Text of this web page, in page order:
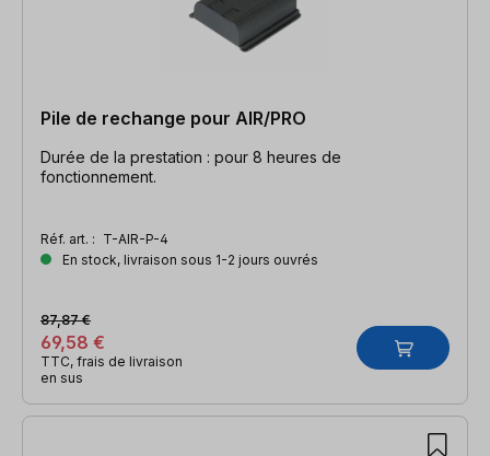
Pile de rechange pour AIR/PRO
Durée de la prestation : pour 8 heures de
fonctionnement.
Réf. art. : T-AIR-P-4
En stock, livraison sous 1-2 jours ouvrés
69,58 €
87,87 €
TTC, frais de livraison
en sus